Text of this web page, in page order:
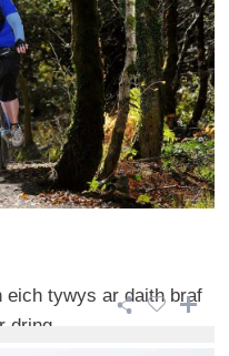
eich tywys ar daith braf
...